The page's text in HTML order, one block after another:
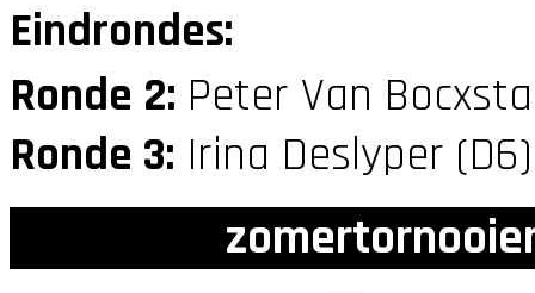
Eindrondes:
Ronde 2: Peter Van
Ronde 3: Irina Deslyper